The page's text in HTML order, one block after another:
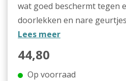
wat goed beschermt tegen
doorlekken en nare
Lees meer
44,80
Op voorraad